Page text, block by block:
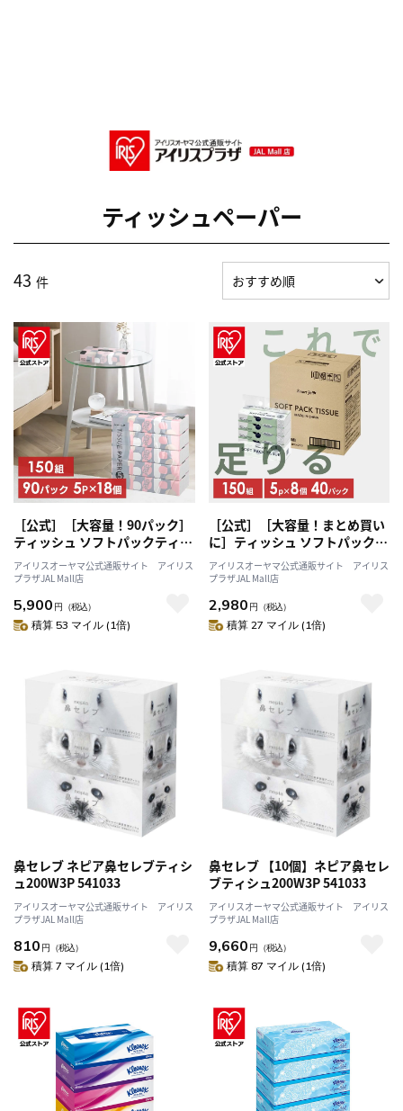
ティッシュペーパー
43 件
［公式］［大容量！90パック］
ティッシュ ソフトパックティッ
シュ 5パック ティッシュペーパ
ー コンパクト スマートエール
マ
アイリスオーヤマ公式通販サイト アイリス
プラザJAL Mall店
5,900 円 （税込）
積算 53 マイル (1倍)
［公式］［大容量！まとめ買い
に］ティッシュ ソフトパックテ
ィッシュ 40パック 送料無料 ア
イリスオーヤマ
アイリスオーヤマ公式通販サイト アイリス
プラザJAL Mall店
2,980 円 （税込）
積算 27 マイル (1倍)
鼻セレブ ネピア鼻セレブティシ
ュ200W3P 541033
アイリスオーヤマ公式通販サイト アイリス
プラザJAL Mall店
810 円 （税込）
積算 7 マイル (1倍)
鼻セレブ 【10個】ネピア鼻セレ
ブティシュ200W3P 541033
アイリスオーヤマ公式通販サイト アイリス
プラザJAL Mall店
9,660 円 （税込）
積算 87 マイル (1倍)